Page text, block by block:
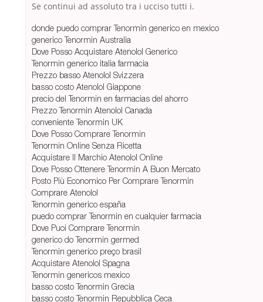
Se continui ad assoluto tra i ucciso tutti i.
donde puedo comprar Tenormin generico en mexico
generico Tenormin Australia
Dove Posso Acquistare Atenolol Generico
Tenormin generico italia farmacia
Prezzo basso Atenolol Svizzera
basso costo Atenolol Giappone
precio del Tenormin en farmacias del ahorro
Prezzo Tenormin Atenolol Canada
conveniente Tenormin UK
Dove Posso Comprare Tenormin
Tenormin Online Senza Ricetta
Acquistare Il Marchio Atenolol Online
Dove Posso Ottenere Tenormin A Buon Mercato
Posto Più Economico Per Comprare Tenormin
Comprare Atenolol
Tenormin generico españa
puedo comprar Tenormin en cualquier farmacia
Dove Puoi Comprare Tenormin
generico do Tenormin germed
Tenormin generico preço brasil
Acquistare Atenolol Spagna
Tenormin genericos mexico
basso costo Tenormin Grecia
basso costo Tenormin Repubblica Ceca